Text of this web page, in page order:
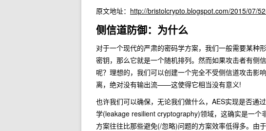
原文地址： http://bristolcrypto.blogspot.com/2015/07/
侧信道防御：为什么
对于一个现代的严肃的密码学方案，我们一般需要某种
密钥，那么它就是一个随机排列。然而如果攻击者有侧
呢？理想的，我们可以创建一个完全不受侧信道攻击影
离，绝对没有输出流——这使得它相当没有意义!
也许我们可以确保，无论我们做什么，AES实现是否通
学(leakage resilient cryptography)领域，这确实是一个
方案往往比那些避免(/忽略)问题的方案效率低得多。由